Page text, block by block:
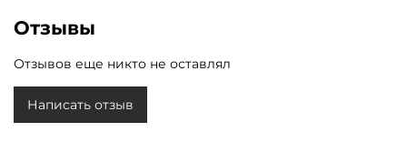
Отзывы
Отзывов еще никто не оставлял
Написать отзыв